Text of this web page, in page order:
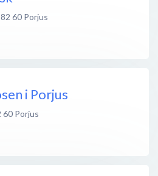
60 Porjus
i Porjus
60 Porjus